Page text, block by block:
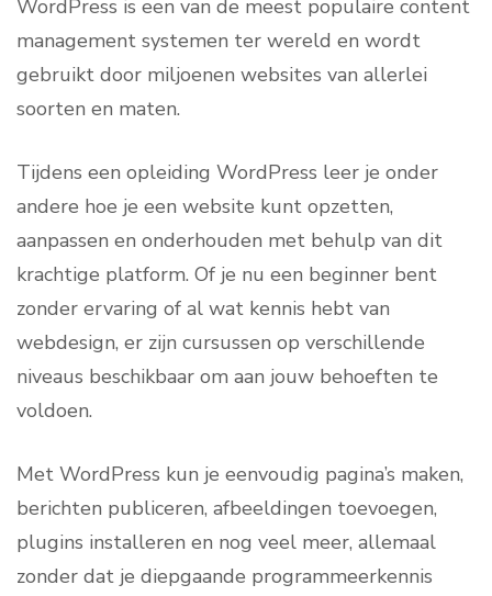
WordPress is een van de meest populaire content
management systemen ter wereld en wordt
gebruikt door miljoenen websites van allerlei
soorten en maten.
Tijdens een opleiding WordPress leer je onder
andere hoe je een website kunt opzetten,
aanpassen en onderhouden met behulp van dit
krachtige platform. Of je nu een beginner bent
zonder ervaring of al wat kennis hebt van
webdesign, er zijn cursussen op verschillende
niveaus beschikbaar om aan jouw behoeften te
voldoen.
Met WordPress kun je eenvoudig pagina’s maken,
berichten publiceren, afbeeldingen toevoegen,
plugins installeren en nog veel meer, allemaal
zonder dat je diepgaande programmeerkennis